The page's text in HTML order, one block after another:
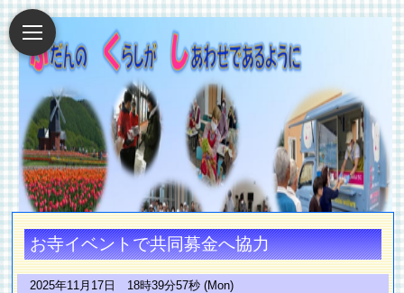
お寺イベントで共同募金へ協力
2025年11月17日 18時39分57秒 (Mon)